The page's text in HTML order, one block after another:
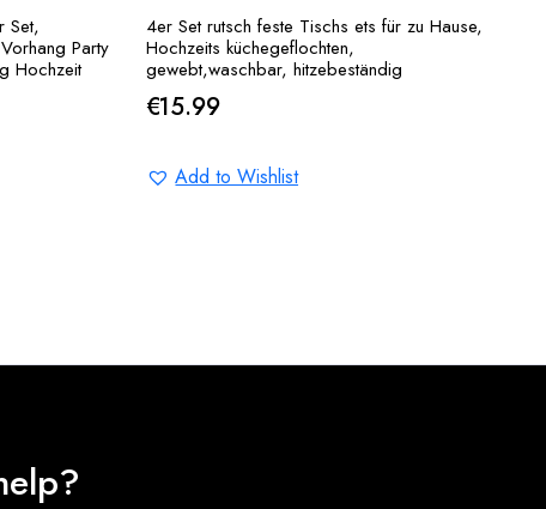
Set,
Party
Hochzeit
4er Set rutsch feste Tischs ets für zu Hause,
Hochzeits küchegeflochten,
gewebt,waschbar, hitzebeständig
€15.99
Add to Wishlist